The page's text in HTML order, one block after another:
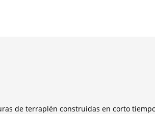
de terraplén construidas en corto